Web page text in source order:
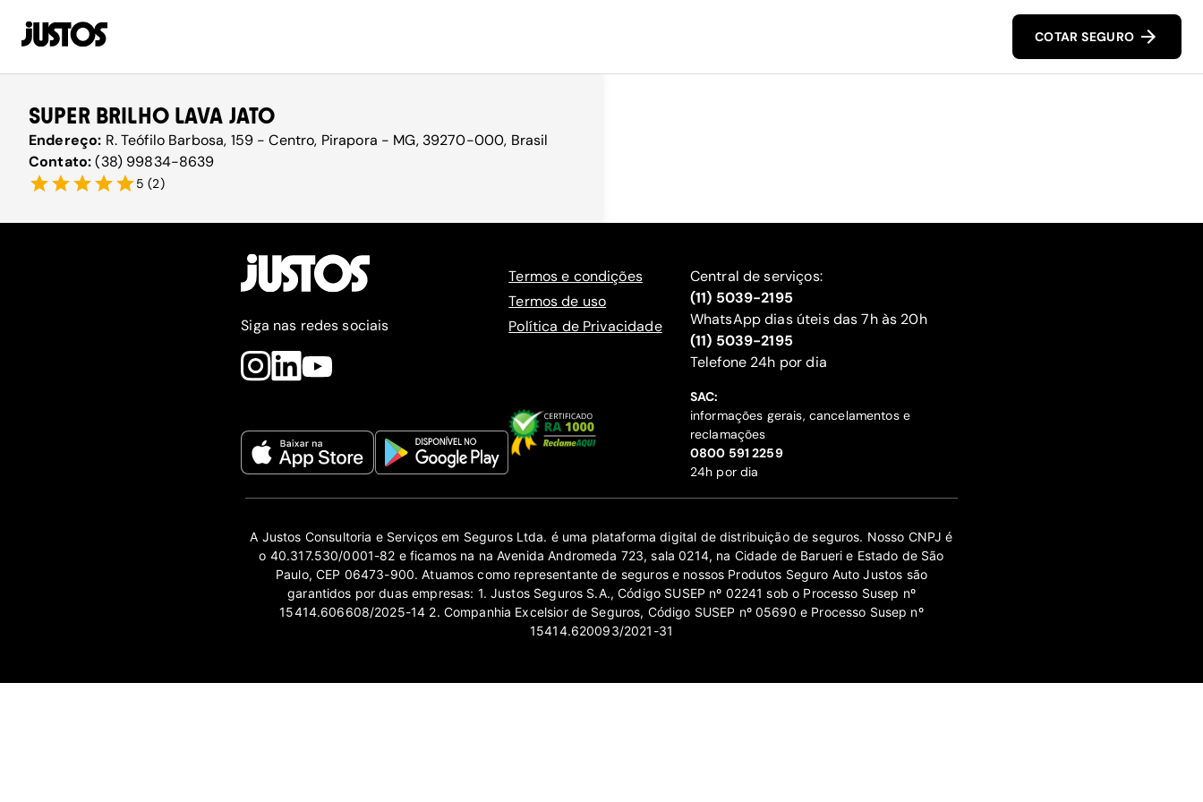
COTAR SEGURO
SUPER BRILHO LAVA JATO
Endereço: R. Teófilo Barbosa, 159 - Centro, Pirapora - MG, 39270-000, Brasil
Contato:(38) 99834-8639
5 (2)
Siga nas redes sociais
Termos e condições
Termos de uso
Política de Privacidade
Central de serviços:
(11) 5039-2195
WhatsApp dias úteis das 7h às 20h
(11) 5039-2195
‍Telefone 24h por dia
SAC:
informações gerais, cancelamentos e
reclamações
‍0800 591 2259
24h por dia
A Justos Consultoria e Serviços em Seguros Ltda. é uma plataforma digital de distribuição de seguros. Nosso CNPJ é
o 40.317.530/0001-82 e ficamos na na Avenida Andromeda 723, sala 0214, na Cidade de Barueri e Estado de São
Paulo, CEP 06473-900. Atuamos como representante de seguros e nossos Produtos Seguro Auto Justos são
garantidos por duas empresas: 1. Justos Seguros S.A., Código SUSEP nº 02241 sob o Processo Susep nº
15414.606608/2025-14 2. Companhia Excelsior de Seguros, Código SUSEP nº 05690 e Processo Susep nº
15414.620093/2021-31